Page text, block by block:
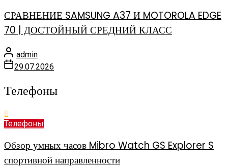
СРАВНЕНИЕ SAMSUNG A37 И MOTOROLA EDGE
70 | ДОСТОЙНЫЙ СРЕДНИЙ КЛАСС
admin
29.07.2026
Телефоны
Телефоны
Обзор умных часов Mibro Watch GS Explorer S
спортивной направленности